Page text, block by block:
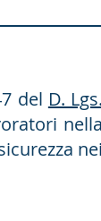
del D. Lgs.
nella
nei